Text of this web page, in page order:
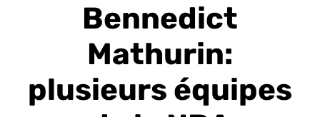
Bennedict
Mathurin:
plusieurs équipes